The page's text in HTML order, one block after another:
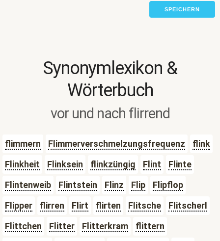
SPEICHERN
Synonymlexikon &
Wörterbuch
vor und nach flirrend
flimmern Flimmerverschmelzungsfrequenz
flink
Flinkheit
Flinksein flinkzüngig Flint
Flinte
Flintenweib
Flintstein Flinz Flip
Flipflop
Flipper
flirren Flirt flirten Flitsche
Flitscherl
Flittchen
Flitter Flitterkram
flittern